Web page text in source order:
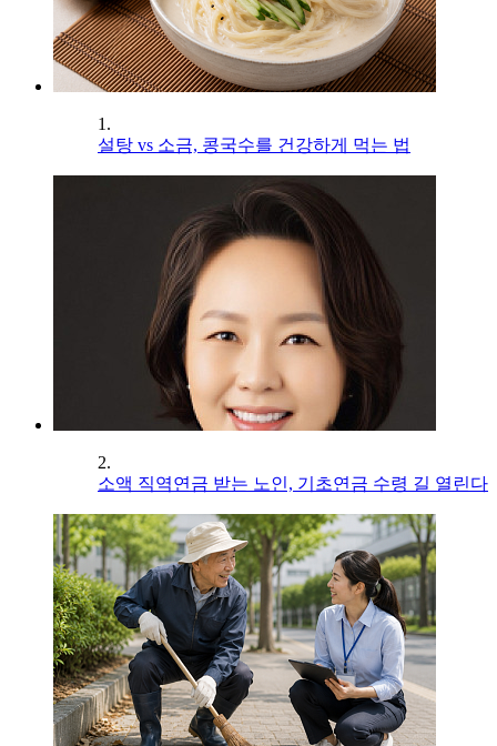
1.
설탕 vs 소금, 콩국수를 건강하게 먹는 법
2.
소액 직역연금 받는 노인, 기초연금 수령 길 열린다